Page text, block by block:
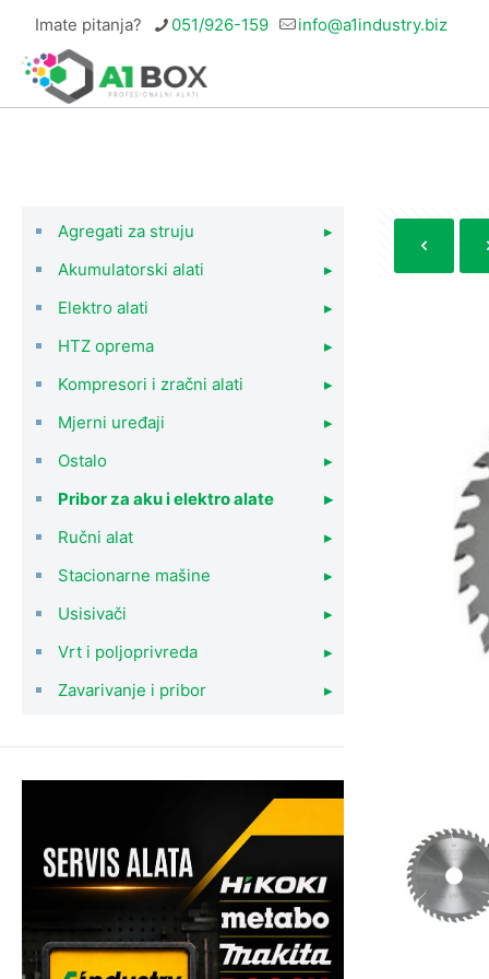
Imate pitanja? 051/926-159 info@a1industry.biz
Agregati za struju
▸
Akumulatorski alati
▸
Elektro alati
▸
HTZ oprema
▸
Kompresori i zračni alati
▸
Mjerni uređaji
▸
Ostalo
▸
Pribor za aku i elektro alate
▸
Ručni alat
▸
Stacionarne mašine
▸
Usisivači
▸
Vrt i poljoprivreda
▸
Zavarivanje i pribor
▸